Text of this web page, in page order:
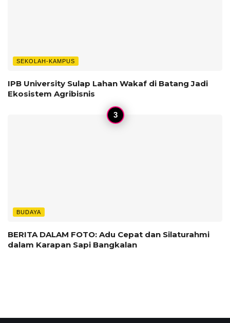
SEKOLAH-KAMPUS
IPB University Sulap Lahan Wakaf di Batang Jadi
Ekosistem Agribisnis
BUDAYA
BERITA DALAM FOTO: Adu Cepat dan Silaturahmi
dalam Karapan Sapi Bangkalan